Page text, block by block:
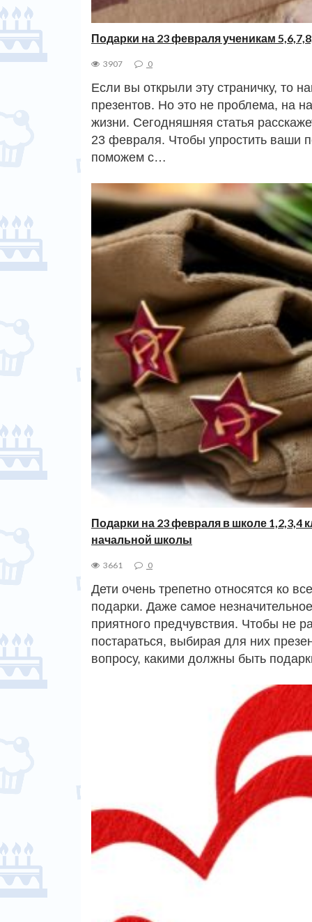
Подарки на 23 февраля ученикам
3907 0
Если вы открыли эту страничку, то
презентов. Но это не проблема, на
жизни. Сегодняшняя статья
23 февраля. Чтобы упростить ваши
поможем с…
Подарки на 23 февраля в школе 1,2,3,4
начальной школы
3661 0
Дети очень трепетно относятся ко
подарки. Даже самое
приятного предчувствия. Чтобы не
постараться, выбирая для них
вопросу, какими должны быть